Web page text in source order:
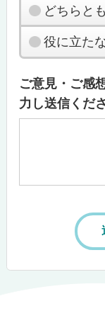
どちらと
役に立た
ご意見・ご感
力し送信くだ